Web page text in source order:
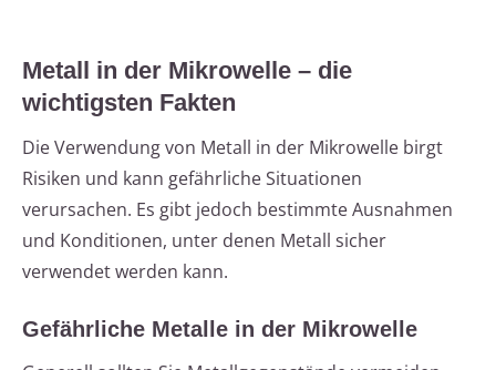
Metall in der Mikrowelle – die
wichtigsten Fakten
Die Verwendung von Metall in der Mikrowelle birgt
Risiken und kann gefährliche Situationen
verursachen. Es gibt jedoch bestimmte Ausnahmen
und Konditionen, unter denen Metall sicher
verwendet werden kann.
Gefährliche Metalle in der Mikrowelle